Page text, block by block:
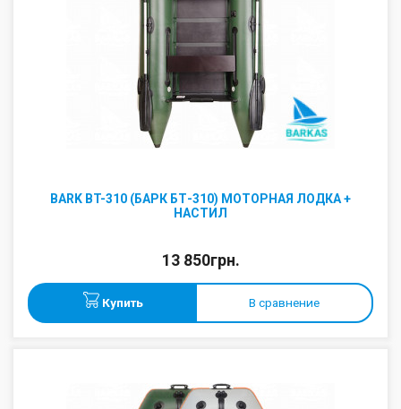
BARK BT-310 (БАРК БТ-310) МОТОРНАЯ ЛОДКА +
НАСТИЛ
13 850грн.
Купить В сравнение